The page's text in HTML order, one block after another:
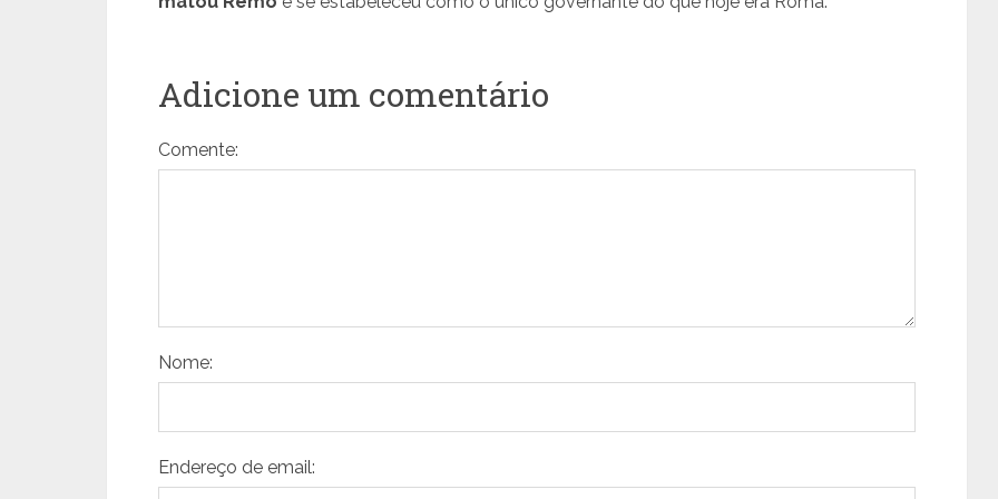
Adicione um comentário
Comente:
Nome:
Endereço de email: